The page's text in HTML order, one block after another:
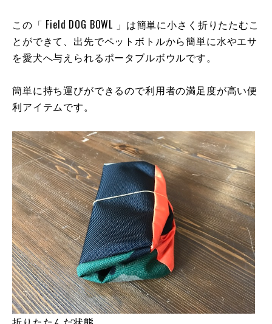
この「 Field DOG BOWL 」は簡単に小さく折りたたむこ
とができて、出先でペットボトルから簡単に水やエサ
を愛犬へ与えられるポータブルボウルです。
簡単に持ち運びができるので利用者の満足度が高い便
利アイテムです。